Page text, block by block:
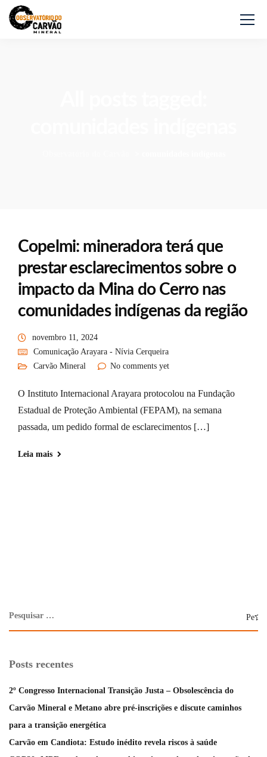
Copelmi: mineradora terá que
prestar esclarecimentos sobre o
impacto da Mina do Cerro nas
comunidades indígenas da região
novembro 11, 2024
Comunicação Arayara - Nívia Cerqueira
Carvão Mineral
No comments yet
O Instituto Internacional Arayara protocolou na Fundação
Estadual de Proteção Ambiental (FEPAM), na semana
passada, um pedido formal de esclarecimentos […]
Leia mais
Posts recentes
2º Congresso Internacional Transição Justa – Obsolescência do
Carvão Mineral e Metano abre pré-inscrições e discute caminhos
para a transição energética
Carvão em Candiota: Estudo inédito revela riscos à saúde